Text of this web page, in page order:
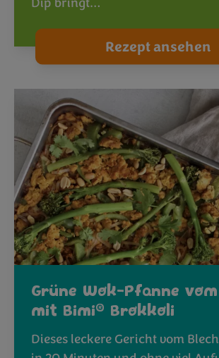
Rezept ansehen
Grüne Wok-Pfanne
mit Bimi® Brokkoli
Dieses leckere Gericht vom